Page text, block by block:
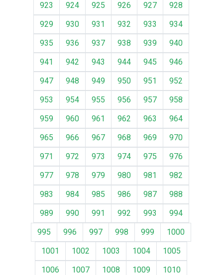
923
924 925 926 927
928
929
930 931 932 933
934
935
936 937 938 939
940
941
942 943 944 945
946
947
948 949 950 951
952
953
954 955 956 957
958
959
960 961 962 963
964
965
966 967 968 969
970
971
972 973 974 975
976
977
978 979 980 981
982
983
984 985 986 987
988
989
990 991 992 993
994
995
996 997 998 999
1000
1001
1002 1003 1004
1005
1006
1007 1008 1009
1010